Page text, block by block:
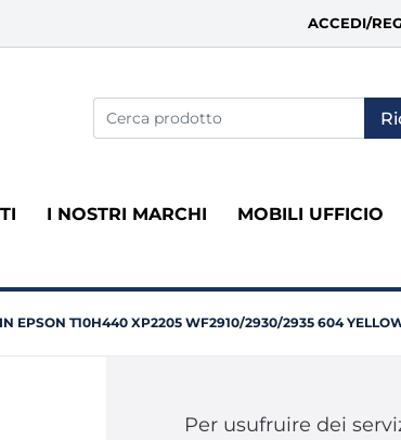
ACCEDI/
La modifica di un filtro aggiorna
I NOSTRI MARCHI
MOBILI UFFICIO
EPSON T10H440 XP2205 WF2910/2930/2935 604
Per usufruire dei